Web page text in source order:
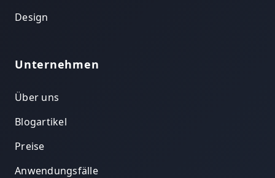
Design
Unternehmen
Über uns
Blogartikel
Preise
Anwendungsfälle